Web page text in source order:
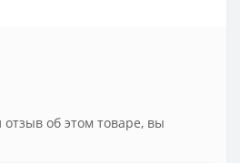
об этом товаре, вы